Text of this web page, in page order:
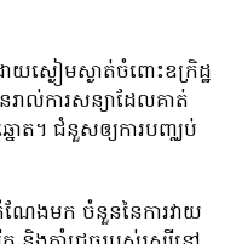
ស្ងៀមស្ងាត់ចំពោះឧក្រិដ្ឋ
រាល់​ការ​សន្យា​ដែល​គាត់​
ោត។ ជំនួស​ឲ្យ​ការ​បញ្ឈប់​
ែងមក ចំនួននៃការវាយ